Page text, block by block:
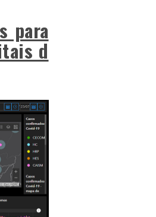
para
d